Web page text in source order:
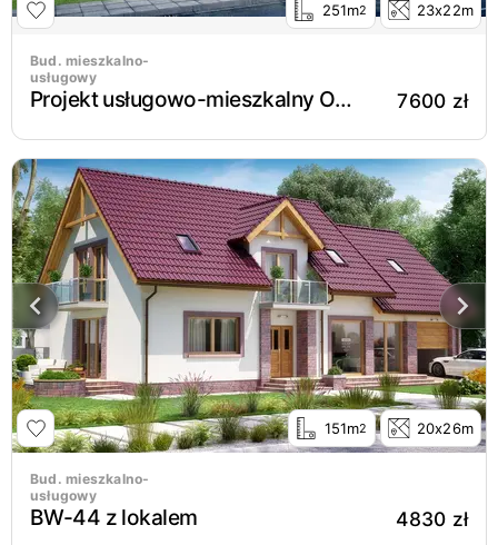
251m2 23x22m
Bud. mieszkalno-
usługowy
Projekt usługowo-mieszkalny Oppidanus I P 7600 zł
151m2 20x26m
Bud. mieszkalno-
usługowy
BW-44 z lokalem 4830 zł